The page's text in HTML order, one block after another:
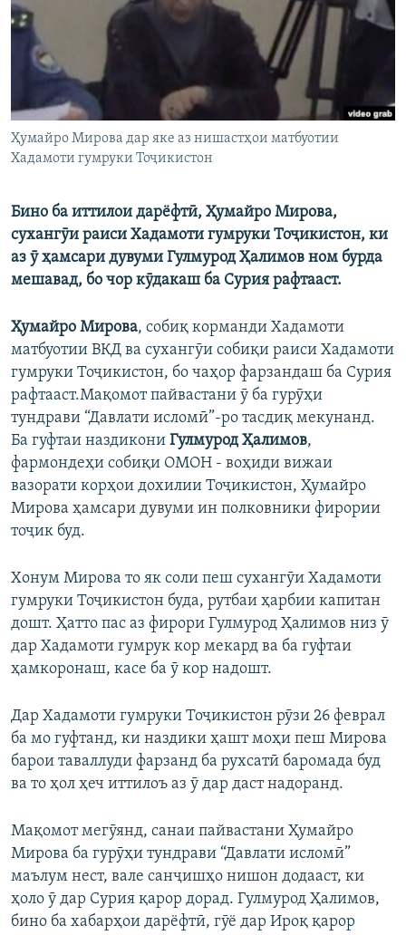
ГУЗОРИШҲОИ РАДИОӢ
Русский
ПАЙГИРӢ КУНЕД
Ҳамаи сомонаҳои RFE/RL
Ҳумайро Мирова дар яке аз нишастҳои матбуотии
Хадамоти гумруки Тоҷикистон
Бино ба иттилои дарёфтӣ, Ҳумайро Мирова,
сухангӯи раиси Хадамоти гумруки Тоҷикистон, ки
аз ӯ ҳамсари дувуми Гулмурод Ҳалимов ном бурда
мешавад, бо чор кӯдакаш ба Сурия рафтааст.
Ҳумайро Мирова, собиқ корманди Хадамоти
матбуотии ВКД ва сухангӯи собиқи раиси Хадамоти
гумруки Тоҷикистон, бо чаҳор фарзандаш ба Сурия
рафтааст.Мақомот пайвастани ӯ ба гурӯҳи
тундрави “Давлати исломӣ”-ро тасдиқ мекунанд.
Ба гуфтаи наздикони ​ Гулмурод Ҳалимов,
фармондеҳи собиқи ОМОН - воҳиди вижаи
вазорати корҳои дохилии Тоҷикистон, Ҳумайро
Мирова ҳамсари дувуми ин полковники фирории
тоҷик буд.
Хонум Мирова то як соли пеш сухангӯи Хадамоти
гумруки Тоҷикистон буда, рутбаи ҳарбии капитан
дошт. Ҳатто пас аз фирори Гулмурод Ҳалимов низ ӯ
дар Хадамоти гумрук кор мекард ва ба гуфтаи
ҳамкоронаш, касе ба ӯ кор надошт.
Дар Хадамоти гумруки Тоҷикистон рӯзи 26 феврал
ба мо гуфтанд, ки наздики ҳашт моҳи пеш Мирова
барои таваллуди фарзанд ба рухсатӣ баромада буд
ва то ҳол ҳеч иттилоъ аз ӯ дар даст надоранд.
Мақомот мегӯянд, санаи пайвастани Ҳумайро
Мирова ба гурӯҳи тундрави “Давлати исломӣ”
маълум нест, вале санҷишҳо нишон додааст, ки
ҳоло ӯ дар Сурия қарор дорад. Гулмурод Ҳалимов,
бино ба хабарҳои дарёфтӣ, гӯё дар Ироқ қарор